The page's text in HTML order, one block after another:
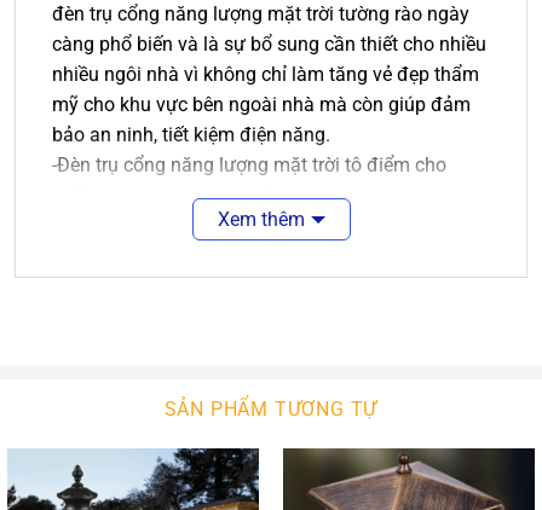
đèn trụ cổng năng lượng mặt trời tường rào ngày
càng phổ biến và là sự bổ sung cần thiết cho nhiều
nhiều ngôi nhà vì không chỉ làm tăng vẻ đẹp thẩm
mỹ cho khu vực bên ngoài nhà mà còn giúp đảm
bảo an ninh, tiết kiệm điện năng.
-Đèn trụ cổng năng lượng mặt trời tô điểm cho
những căn biệt thự, nhà ở gia đình, quán xá ngoài
trời là loại đèn chiếu sáng được dùng để tạo điểm
sân vườn, cổng nhà, cột hiên ngoài trời…
lắp đặt ở nhiều vị trí.
ngoài trời:
– Sử dụng thoải mái không cần quan tâm đến tiền
Xem thêm
SẢN PHẨM TƯƠNG TỰ